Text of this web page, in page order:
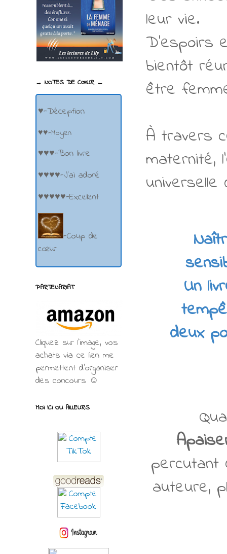
leur vie.
D’espoirs
bientôt
être
À travers
maternité,
Un
deux
percutant
auteure,
→ NOTES DE CŒUR ←
♥-Déception
♥♥-Moyen
♥♥♥-Bon livre
♥♥♥♥-J'ai adoré
♥♥♥♥♥-Excellent
-Coup de
cœur
PARTENARIAT
Cliquez sur l'image, vos
achats via ce lien me
permettent d’organiser
des concours ☺
MOI ICI OU AILLEURS